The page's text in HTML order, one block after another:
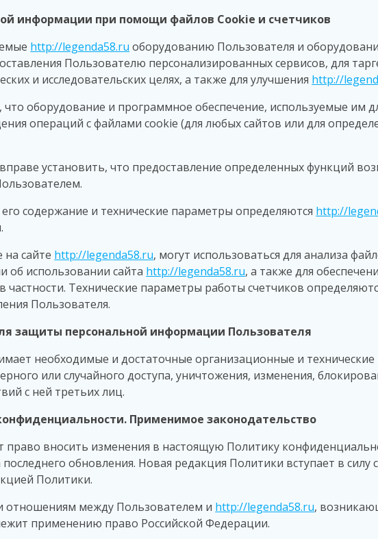
информации при помощи файлов Cookie и счетчиков
http://legenda58.ru оборудованию Пользователя и
Пользователю персонализированных сервисов, для
и исследовательских целях, а также для улучшения http://
что оборудование и программное обеспечение, используемые им
операций с файлами cookie (для любых сайтов или для
вправе установить, что предоставление определенных функций
содержание и технические параметры определяются http://
сайте http://legenda58.ru, могут использоваться для анализа
об использовании сайта http://legenda58.ru, а также для
частности. Технические параметры работы счетчиков
Пользователя.
защиты персональной информации Пользователя
необходимые и достаточные организационные и
или случайного доступа, уничтожения, изменения,
с ней третьих лиц.
Применимое законодательство
право вносить изменения в настоящую Политику
обновления. Новая редакция Политики вступает в
Политики.
отношениям между Пользователем и http://legenda58.ru,
применению право Российской Федерации.